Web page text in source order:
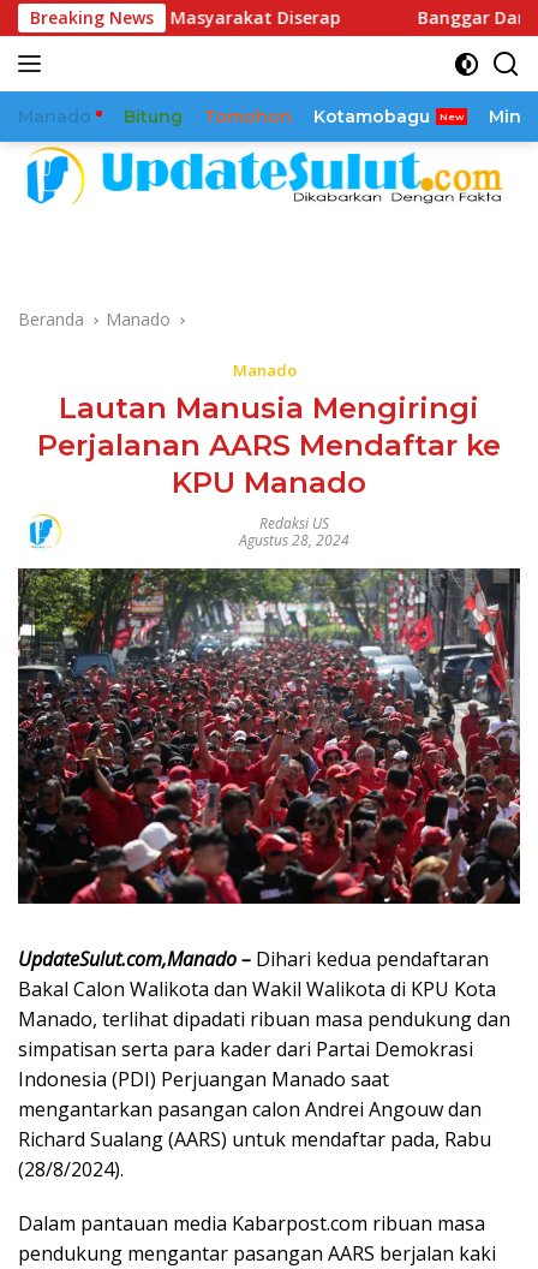
Langsung
ke
konten
Breaking News
Masyarakat Diserap Banggar Dan BSG Gelar
Manado Bitung Tomohon Kotamobagu
Beranda Manado
Manado
Lautan Manusia Mengiringi
Perjalanan AARS Mendaftar ke
KPU Manado
Redaksi US
Agustus 28, 2024
UpdateSulut.com,Manado – Dihari kedua pendaftaran
Bakal Calon Walikota dan Wakil Walikota di KPU Kota
Manado, terlihat dipadati ribuan masa pendukung dan
simpatisan serta para kader dari Partai Demokrasi
Indonesia (PDI) Perjuangan Manado saat
mengantarkan pasangan calon Andrei Angouw dan
Richard Sualang (AARS) untuk mendaftar pada, Rabu
(28/8/2024).
Dalam pantauan media Kabarpost.com ribuan masa
pendukung mengantar pasangan AARS berjalan kaki